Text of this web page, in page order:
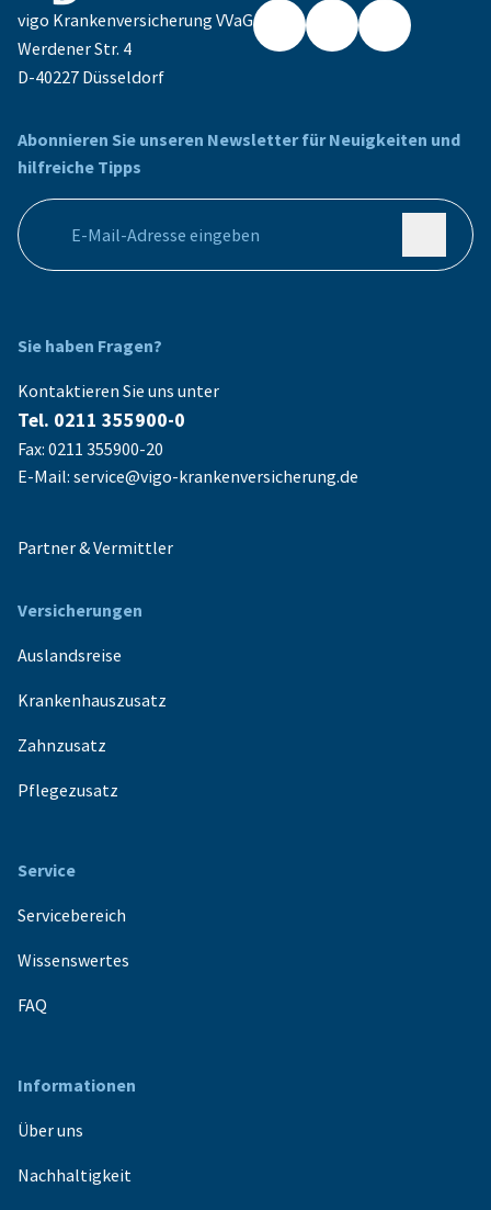
vigo Krankenversicherung VVaG
Werdener Str. 4
D-40227 Düsseldorf
Abonnieren Sie unseren Newsletter für Neuigkeiten und
hilfreiche Tipps
Ihre E-Mail Adresse
Sie haben Fragen?
Kontaktieren Sie uns unter
Tel. 0211 355900-0
Fax: 0211 355900-20
E-Mail: service@vigo-krankenversicherung.de
Partner & Vermittler
Versicherungen
Auslandsreise
Krankenhauszusatz
Zahnzusatz
Pflegezusatz
Service
Servicebereich
Wissenswertes
FAQ
Informationen
Über uns
Nachhaltigkeit